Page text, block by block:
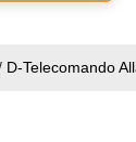
D-Telecomando